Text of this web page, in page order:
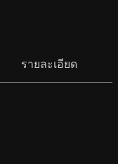
รายละเอียด